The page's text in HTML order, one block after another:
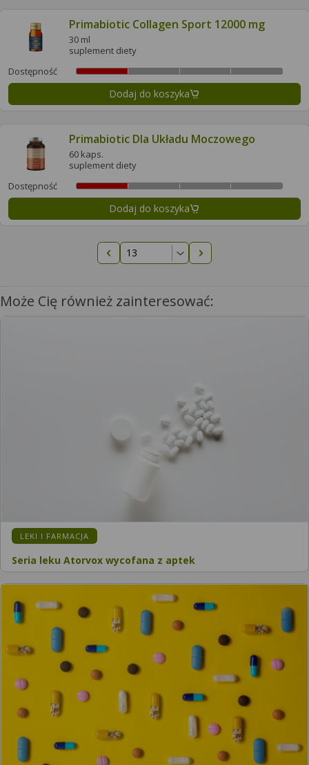
Primabiotic Collagen Sport 12000 mg
30 ml
suplement diety
Dostępność
Dodaj do koszyka
Primabiotic Dla Układu Moczowego
60 kaps.
suplement diety
Dostępność
Dodaj do koszyka
Poprzednia strona Następna strona
Może Cię również zainteresować:
LEKI I FARMACJA
Seria leku Atorvox wycofana z aptek